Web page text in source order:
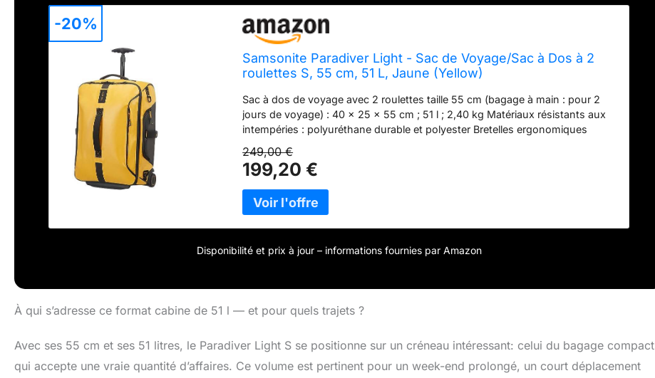
Samsonite Paradiver Light - Sac de Voyage/Sac à Dos à 2
roulettes S, 55 cm, 51 L, Jaune (Yellow)
Sac à dos de voyage avec 2 roulettes taille 55 cm (bagage à main : pour 2
jours de voyage) : 40 x 25 x 55 cm ; 51 l ; 2,40 kg Matériaux résistants aux
intempéries : polyuréthane durable et polyester Bretelles ergonomiques
un mélange de modèles variés, allant des bagages à grand volume jusqu’aux
petits sacs à dos pour tous les jours
249,00 €
199,20 €
-20%
Disponibilité et prix à jour – informations fournies par Amazon
À qui s’adresse ce format cabine de 51 l — et pour quels trajets ?
Avec ses 55 cm et ses 51 litres, le Paradiver Light S se positionne sur un créneau intéressant: celui du bagage compact
qui accepte une vraie quantité d’affaires. Ce volume est pertinent pour un week-end prolongé, un court déplacement